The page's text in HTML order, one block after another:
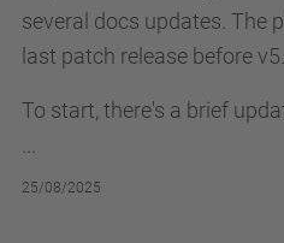
several docs updates. The
last patch release before
To start, there's a brief
25/08/2025